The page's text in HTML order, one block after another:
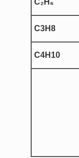
C₂ H ₆
C3H8
C4H10